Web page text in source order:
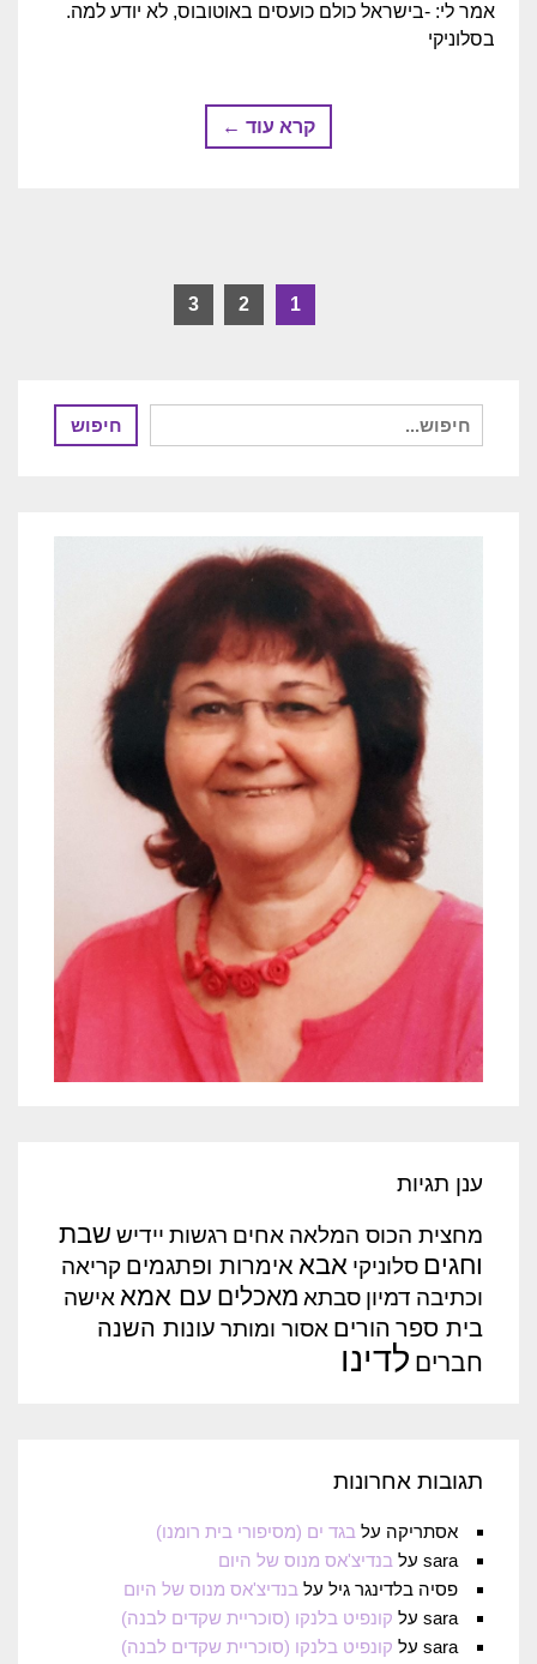
אמר לי: -בישראל כולם כועסים באוטובוס, לא יודע למה.
בסלוניקי
קרא עוד ←
1
2
3
חיפוש
עבור:
חיפוש
ענן תגיות
מחצית הכוס המלאה אחים רגשות יידיש שבת
וחגים סלוניקי אבא אימרות ופתגמים קריאה
וכתיבה דמיון סבתא מאכלים עם אמאאישה
בית ספר הורים אסור ומותר עונות השנה
חברים לדינו
תגובות אחרונות
אסתריקה על בגד ים (מסיפורי בית רומנו)
sara על בנדיצ'אס מנוס של היום
פסיה בלדינגר גיל על בנדיצ'אס מנוס של היום
sara על קונפיט בלנקו (סוכריית שקדים לבנה)
sara על קונפיט בלנקו (סוכריית שקדים לבנה)